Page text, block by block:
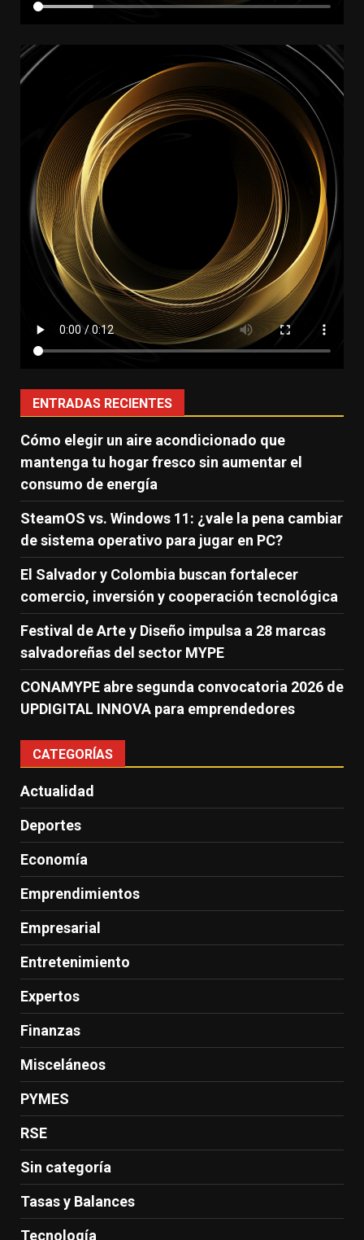
ENTRADAS RECIENTES
Cómo elegir un aire acondicionado que
mantenga tu hogar fresco sin aumentar el
consumo de energía
SteamOS vs. Windows 11: ¿vale la pena cambiar
de sistema operativo para jugar en PC?
El Salvador y Colombia buscan fortalecer
comercio, inversión y cooperación tecnológica
Festival de Arte y Diseño impulsa a 28 marcas
salvadoreñas del sector MYPE
CONAMYPE abre segunda convocatoria 2026 de
UPDIGITAL INNOVA para emprendedores
CATEGORÍAS
Actualidad
Deportes
Economía
Emprendimientos
Empresarial
Entretenimiento
Expertos
Finanzas
Misceláneos
PYMES
RSE
Sin categoría
Tasas y Balances
Tecnología